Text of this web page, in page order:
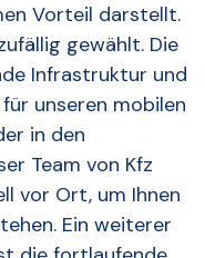
Vorteil darstellt.
gewählt. Die
Infrastruktur und
unseren mobilen
in den
Team von Kfz
vor Ort, um Ihnen
Ein weiterer